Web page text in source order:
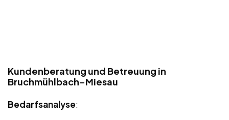
Kundenberatung und Betreuung in
Bruchmühlbach-Miesau
Bedarfsanalyse: